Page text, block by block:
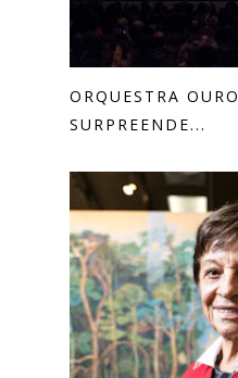
ORQUESTRA
SURPREENDE...